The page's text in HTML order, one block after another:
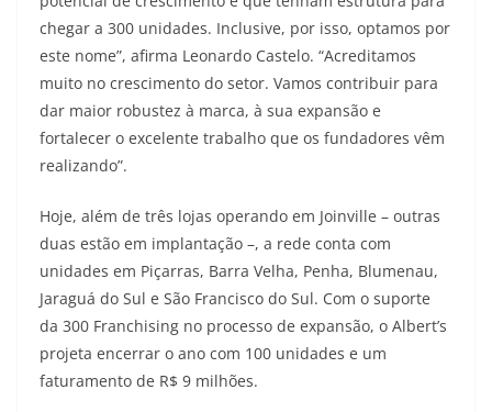
chegar a 300 unidades. Inclusive, por isso, optamos por
este nome”, afirma Leonardo Castelo. “Acreditamos
muito no crescimento do setor. Vamos contribuir para
dar maior robustez à marca, à sua expansão e
fortalecer o excelente trabalho que os fundadores vêm
realizando”.
Hoje, além de três lojas operando em Joinville – outras
duas estão em implantação –, a rede conta com
unidades em Piçarras, Barra Velha, Penha, Blumenau,
Jaraguá do Sul e São Francisco do Sul. Com o suporte
da 300 Franchising no processo de expansão, o Albert’s
projeta encerrar o ano com 100 unidades e um
faturamento de R$ 9 milhões.